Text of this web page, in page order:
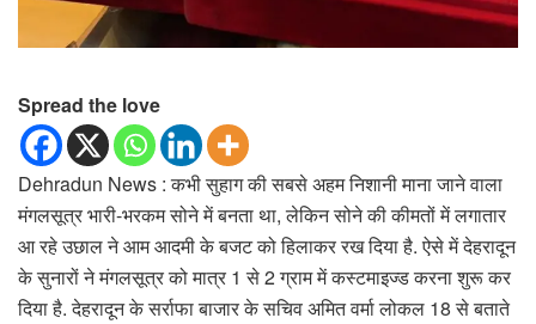
Spread the love
Dehradun News : कभी सुहाग की सबसे अहम निशानी माना जाने वाला
मंगलसूत्र भारी-भरकम सोने में बनता था, लेकिन सोने की कीमतों में लगातार
आ रहे उछाल ने आम आदमी के बजट को हिलाकर रख दिया है. ऐसे में देहरादून
के सुनारों ने मंगलसूत्र को मात्र 1 से 2 ग्राम में कस्टमाइज्ड करना शुरू कर
दिया है. देहरादून के सर्राफा बाजार के सचिव अमित वर्मा लोकल 18 से बताते